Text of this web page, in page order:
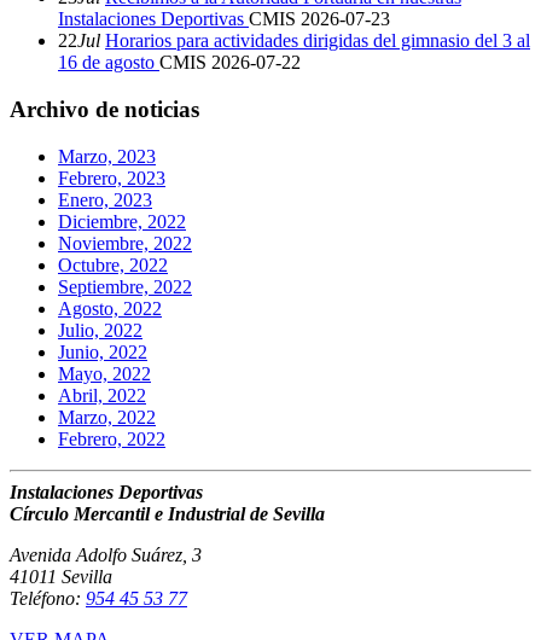
Instalaciones Deportivas CMIS 2026-07-23
22Jul Horarios para actividades dirigidas del gimnasio del 3 al
16 de agosto CMIS 2026-07-22
Archivo de noticias
Marzo, 2023
Febrero, 2023
Enero, 2023
Diciembre, 2022
Noviembre, 2022
Octubre, 2022
Septiembre, 2022
Agosto, 2022
Julio, 2022
Junio, 2022
Mayo, 2022
Abril, 2022
Marzo, 2022
Febrero, 2022
Instalaciones Deportivas
Círculo Mercantil e Industrial de Sevilla
Avenida Adolfo Suárez, 3
41011 Sevilla
Teléfono: 954 45 53 77